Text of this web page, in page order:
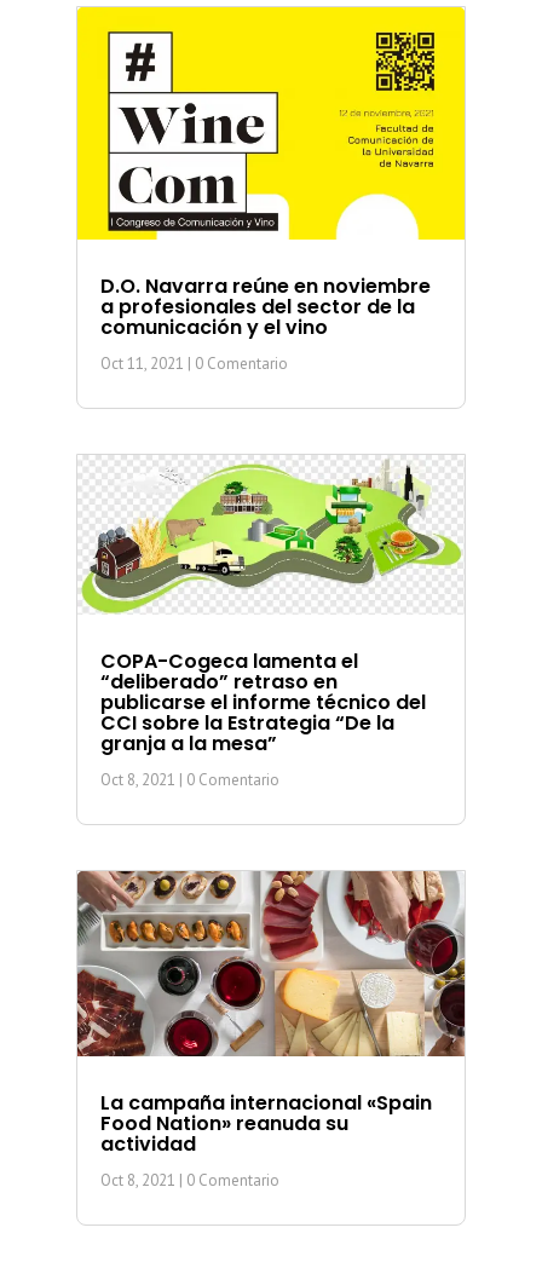
D.O. Navarra reúne en noviembre
a profesionales del sector de la
comunicación y el vino
Oct 11, 2021 | 0 Comentario
COPA-Cogeca lamenta el
“deliberado” retraso en
publicarse el informe técnico del
CCI sobre la Estrategia “De la
granja a la mesa”
Oct 8, 2021 | 0 Comentario
La campaña internacional «Spain
Food Nation» reanuda su
actividad
Oct 8, 2021 | 0 Comentario